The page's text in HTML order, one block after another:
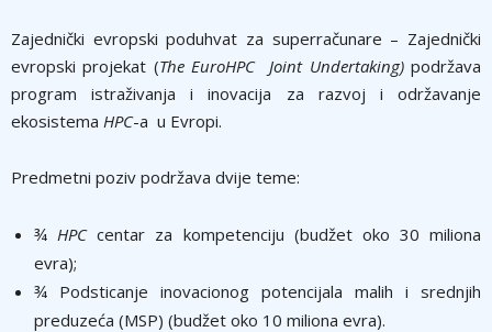
Zajednički evropski poduhvat za superračunare – Zajednički
evropski projekat (The EuroHPC Joint Undertaking)podržava
program istraživanja i inovacija za razvoj i održavanje
ekosistema HPC-a u Evropi.
Predmetni poziv podržava dvije teme:
¾HPCcentar za kompetenciju (budžet oko 30 miliona
evra);
¾ Podsticanje inovacionog potencijala malih i srednjih
preduzeća (MSP) (budžet oko 10 miliona evra).